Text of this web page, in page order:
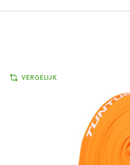
VERGELIJK